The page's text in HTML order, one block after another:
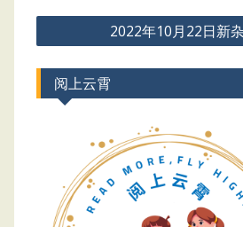
Post
navigation
2022年10月22日新
阅上云霄